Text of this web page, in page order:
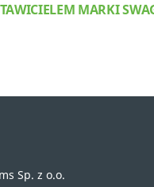
MARKI
Sp. z o.o.